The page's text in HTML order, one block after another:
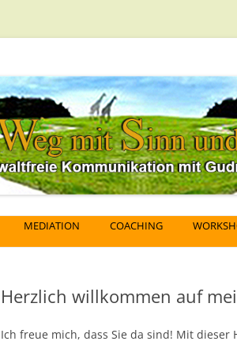
Zum
Inhalt
MEDIATION COACHING
Herzlich willkommen auf
Ich freue mich, dass Sie da sind! Mit